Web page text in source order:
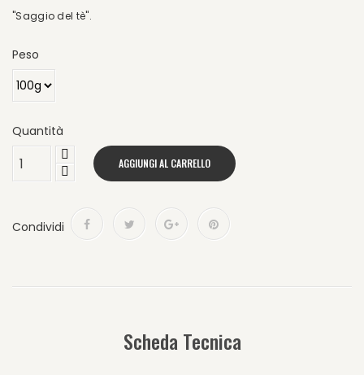
"Saggio del tè".
Peso
Quantità
AGGIUNGI AL CARRELLO
Condividi
Scheda Tecnica